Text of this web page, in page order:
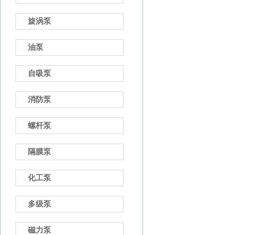
旋涡泵
油泵
自吸泵
消防泵
螺杆泵
隔膜泵
化工泵
多级泵
磁力泵